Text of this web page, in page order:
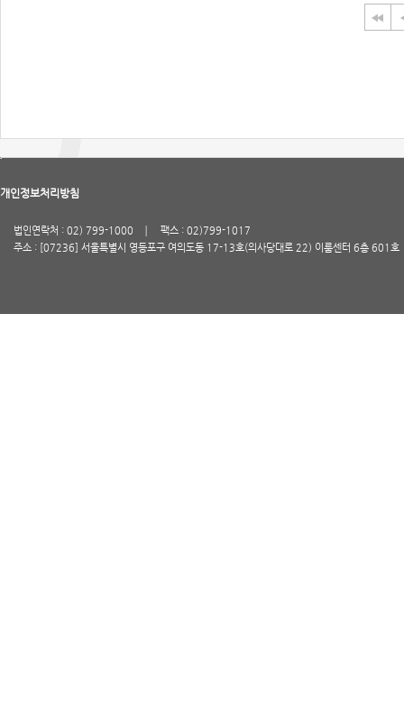
개인정보처리방침
법인연락처 : 02) 799-1000
팩스 : 02)799-1017
주소 : [07236] 서울특별시 영등포구 여의도동 17-13호(의사당대로 22) 이룸센터 6층 601호